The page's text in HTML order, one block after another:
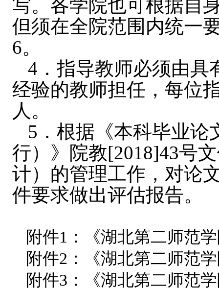
写。各学院也可根据自
但须在全院范围内统一
6。
4 ．指导教师必须由
经验的教师担任，每位
人。
5 ．根据《本科毕业
行）》院教[2018]43号
计）的管理工作，对论
件要求做出评估报告。
附件1 ：《湖北第二师范
附件2 ：《湖北第二师范
附件3 ：《湖北第二师范